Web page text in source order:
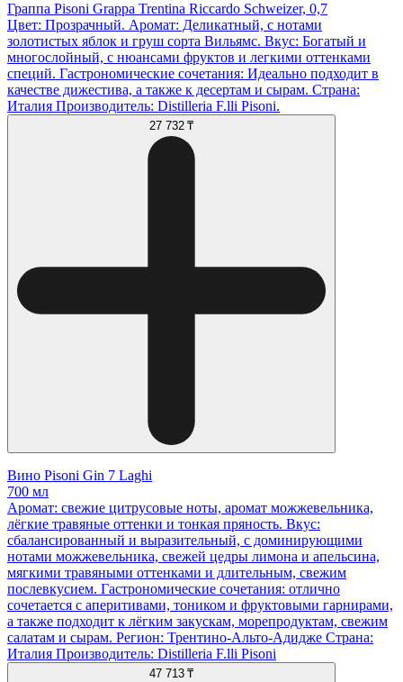
Граппа Pisoni Grappa Trentina Riccardo Schweizer, 0,7
Цвет: Прозрачный. Аромат: Деликатный, с нотами
золотистых яблок и груш сорта Вильямс. Вкус: Богатый и
многослойный, с нюансами фруктов и легкими оттенками
специй. Гастрономические сочетания: Идеально подходит в
качестве дижестива, а также к десертам и сырам. Страна:
Италия Производитель: Distilleria F.lli Pisoni.
27 732 ₸
Вино Pisoni Gin 7 Laghi
700 мл
Аромат: свежие цитрусовые ноты, аромат можжевельника,
лёгкие травяные оттенки и тонкая пряность. Вкус:
сбалансированный и выразительный, с доминирующими
нотами можжевельника, свежей цедры лимона и апельсина,
мягкими травяными оттенками и длительным, свежим
послевкусием. Гастрономические сочетания: отлично
сочетается с аперитивами, тоником и фруктовыми гарнирами,
а также подходит к лёгким закускам, морепродуктам, свежим
салатам и сырам. Регион: Трентино‑Альто‑Адидже Страна:
Италия Производитель: Distilleria F.lli Pisoni
47 713 ₸